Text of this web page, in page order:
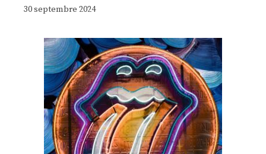
30 septembre 2024